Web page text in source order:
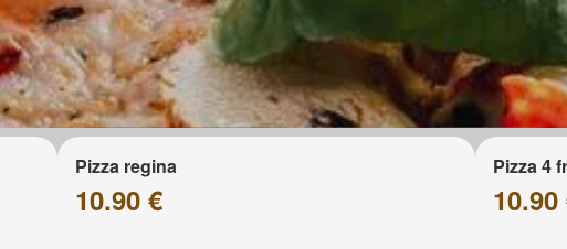
Pizza regina
10.90 €
Pizza 4
10.90